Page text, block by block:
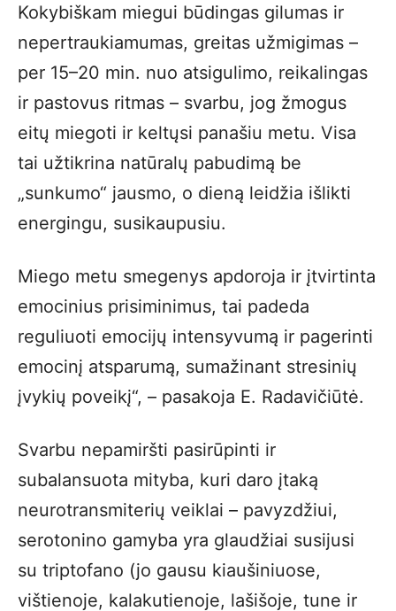
Kokybiškam miegui būdingas gilumas ir
nepertraukiamumas, greitas užmigimas –
per 15–20 min. nuo atsigulimo, reikalingas
ir pastovus ritmas – svarbu, jog žmogus
eitų miegoti ir keltųsi panašiu metu. Visa
tai užtikrina natūralų pabudimą be
„sunkumo“ jausmo, o dieną leidžia išlikti
energingu, susikaupusiu.
Miego metu smegenys apdoroja ir įtvirtinta
emocinius prisiminimus, tai padeda
reguliuoti emocijų intensyvumą ir pagerinti
emocinį atsparumą, sumažinant stresinių
įvykių poveikį“, – pasakoja E. Radavičiūtė.
Svarbu nepamiršti pasirūpinti ir
subalansuota mityba, kuri daro įtaką
neurotransmiterių veiklai – pavyzdžiui,
serotonino gamyba yra glaudžiai susijusi
su triptofano (jo gausu kiaušiniuose,
vištienoje, kalakutienoje, lašišoje, tune ir